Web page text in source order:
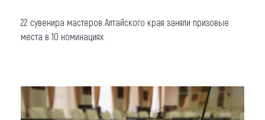
Коллекция впечатлений
Другие рубрики
22 сувенира мастеров Алтайского края заняли призовые
места в 10 номинациях.